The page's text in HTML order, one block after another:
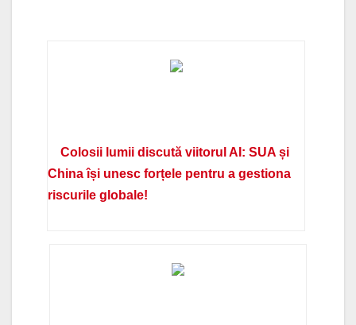
Colosii lumii discută viitorul AI: SUA și
China își unesc forțele pentru a gestiona
riscurile globale!